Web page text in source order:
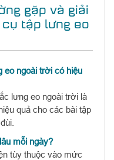
gặp và giải
tập lưng eo
eo ngoài trời có hiệu
lưng eo ngoài trời là
quả cho các bài tập
mỗi ngày?
tùy thuộc vào mức